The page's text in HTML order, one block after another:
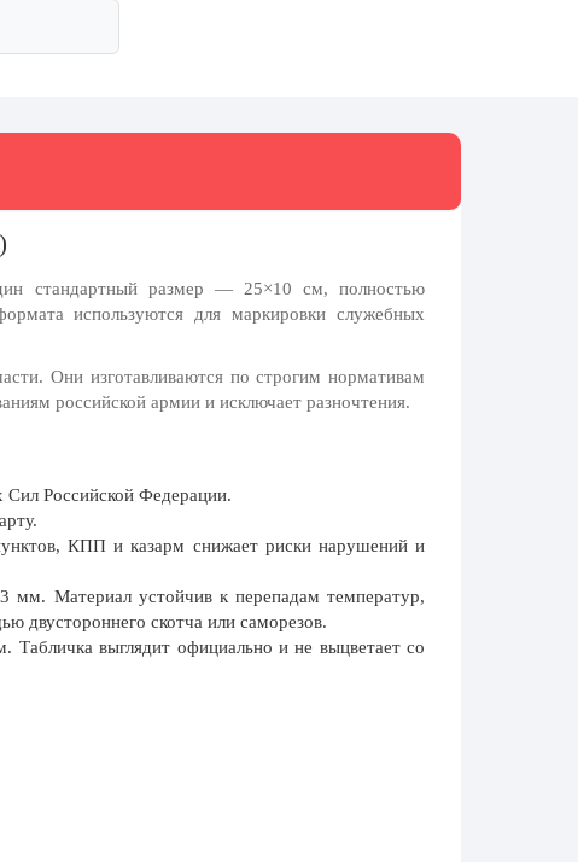
стандартный размер — 25×10 см, полностью
используются для маркировки служебных
Они изготавливаются по строгим нормативам
российской армии и исключает разночтения.
Российской Федерации.
КПП и казарм снижает риски нарушений и
мм. Материал устойчив к перепадам температур,
двустороннего скотча или саморезов.
выглядит официально и не выцветает со